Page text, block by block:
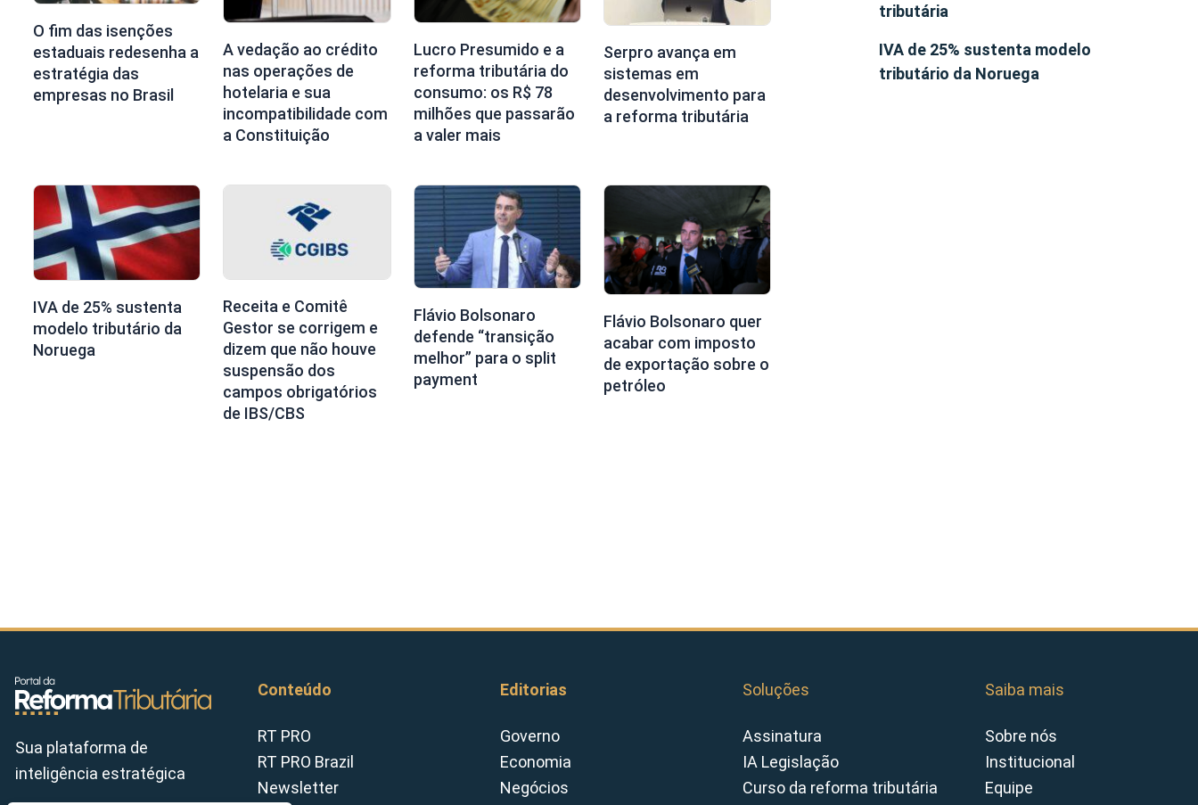
O fim das isenções
estaduais redesenha a
estratégia das
empresas no Brasil
A vedação ao crédito
nas operações de
hotelaria e sua
incompatibilidade com
a Constituição
Lucro Presumido e a
reforma tributária do
consumo: os R$ 78
milhões que passarão
a valer mais
Serpro avança em
sistemas em
desenvolvimento para
a reforma tributária
IVA de 25% sustenta
modelo tributário da
Noruega
Receita e Comitê
Gestor se corrigem e
dizem que não houve
suspensão dos
campos obrigatórios
de IBS/CBS
Flávio Bolsonaro
defende “transição
melhor” para o split
payment
Flávio Bolsonaro quer
acabar com imposto
de exportação sobre o
petróleo
tributária
IVA de 25% sustenta modelo
tributário da Noruega
Sua plataforma de
inteligência estratégica
Conteúdo
RT PRO
RT PRO Brazil
Newsletter
Editorias
Governo
Economia
Negócios
Soluções
Assinatura
IA Legislação
Curso da reforma tributária
Saiba mais
Sobre nós
Institucional
Equipe